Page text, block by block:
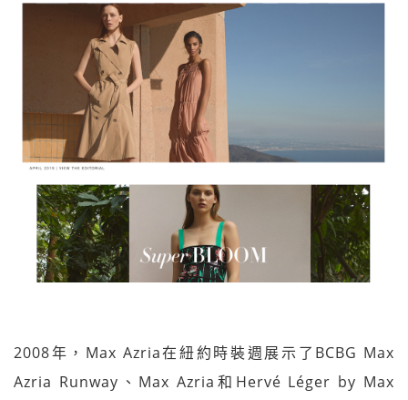
2008年，Max Azria在紐約時裝週展示了BCBG Max
Azria Runway、Max Azria和Hervé Léger by Max